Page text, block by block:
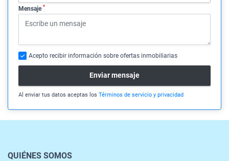
Mensaje *
Acepto recibir información sobre ofertas inmobiliarias
Enviar mensaje
Al enviar tus datos aceptas los Términos de servicio y privacidad
QUIÉNES SOMOS